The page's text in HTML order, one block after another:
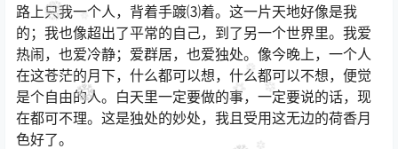
路上只我一个人，背着手踱⑶着。这一片天地好像是我
的；我也像超出了平常的自己，到了另一个世界里。我爱
热闹，也爱冷静；爱群居，也爱独处。像今晚上，一个人
在这苍茫的月下，什么都可以想，什么都可以不想，便觉
是个自由的人。白天里一定要做的事，一定要说的话，现
在都可不理。这是独处的妙处，我且受用这无边的荷香月
色好了。